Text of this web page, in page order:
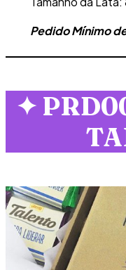
Pedido Mínimo
✦